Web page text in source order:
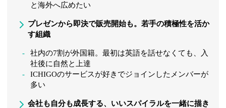
と海外へ広めたい
プレゼンから即決で販売開始も。若手の積極性を活か
す組織
社内の7割が外国籍。最初は英語を話せなくても、入
社後に自然と上達
ICHIGOのサービスが好きでジョインしたメンバーが
多い
会社も自分も成長する、いいスパイラルを一緒に描き